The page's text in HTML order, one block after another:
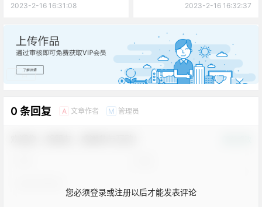
2023-2-16 16:31:08 2023-2-16 16:32:37
广告
0 条回复 A 文章作者 M 管理员
您必须登录或注册以后才能发表评论